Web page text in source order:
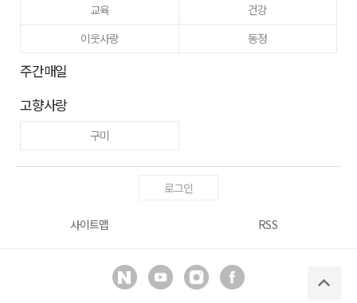
교육
건강
이웃사랑
동정
주간매일
고향사랑
구미
로그인
사이트맵 RSS